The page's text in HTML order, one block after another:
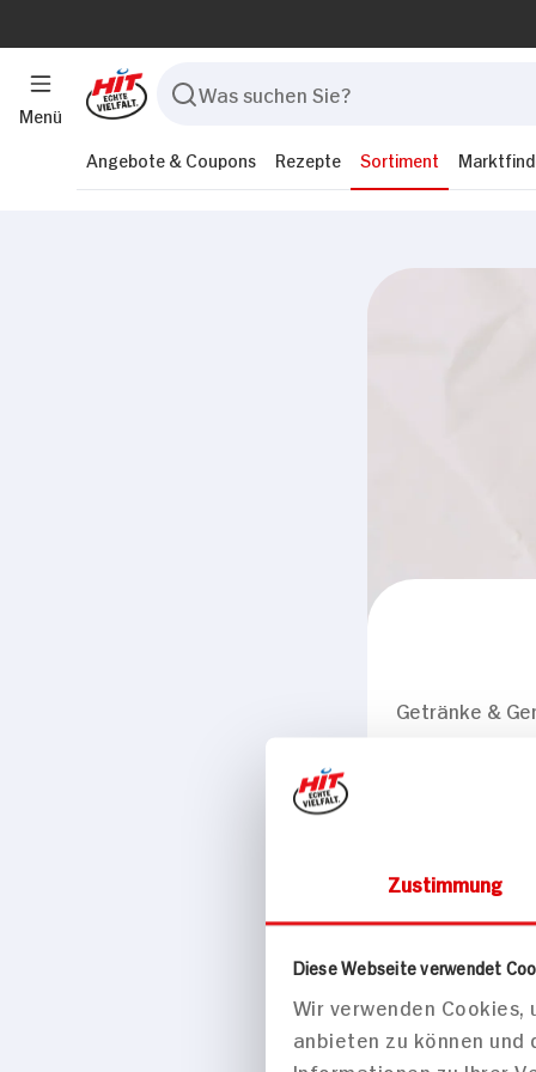
Zustimmung
Diese Webseite verwendet
Wir verwenden
anbieten zu können
Menü
Angebote & Coupons Rezepte Sortiment
Getränke &